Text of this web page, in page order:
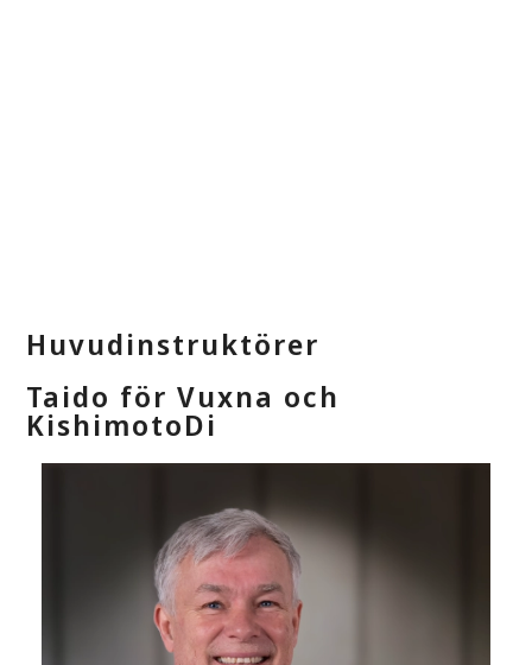
Huvudinstruktörer
Taido för Vuxna och
KishimotoDi